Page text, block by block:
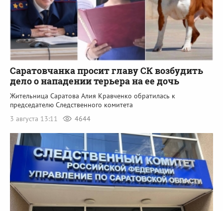
Саратовчанка просит главу СК возбудить
дело о нападении терьера на ее дочь
Жительница Саратова Алия Кравченко обратилась к
председателю Следственного комитета
3 августа 13:11
4644